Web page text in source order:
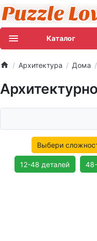
Каталог
Архитектура Дома
Выбери
12-48 деталей